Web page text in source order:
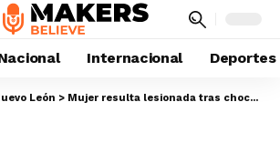
Internacional Deportes
León > Mujer resulta lesionada tras chocar contra barda en Bellavista